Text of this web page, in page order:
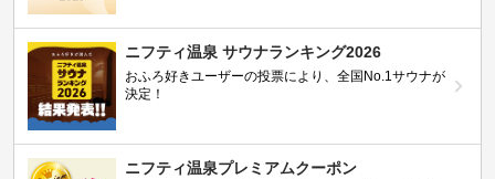
ニフティ温泉 サウナランキング2026
おふろ好きユーザーの投票により、全国No.1サウナが
決定！
ニフティ温泉プレミアムクーポン